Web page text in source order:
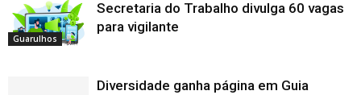
Guarulhos
Secretaria do Trabalho divulga 60 vagas
para vigilante
Diversidade ganha página em Guia